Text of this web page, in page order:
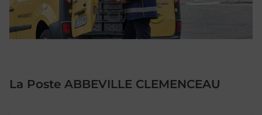
La Poste ABBEVILLE CLEMENCEAU